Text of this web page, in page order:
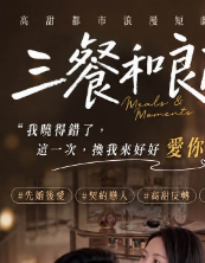
恭喜張**成為年卡VIP享全
恭喜葉**成為年卡VIP享全
恭喜李**成為年卡VIP享全
恭喜李**成為年卡VIP享全
碎片會員 季卡39.00美金，年
聽，獨享VIP小說，免費贈送
首頁 會員短篇
全部 會員短篇
瘋子獵人Ⅰ|第3章